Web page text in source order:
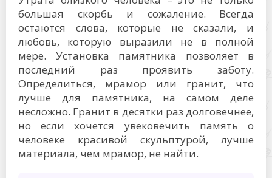
большая скорбь и сожаление. Всегда
остаются слова, которые не сказали, и
любовь, которую выразили не в полной
мере. Установка памятника позволяет в
последний раз проявить заботу.
Определиться, мрамор или гранит, что
лучше для памятника, на самом деле
несложно. Гранит в десятки раз долговечнее,
но если хочется увековечить память о
человеке красивой скульптурой, лучше
материала, чем мрамор, не найти.